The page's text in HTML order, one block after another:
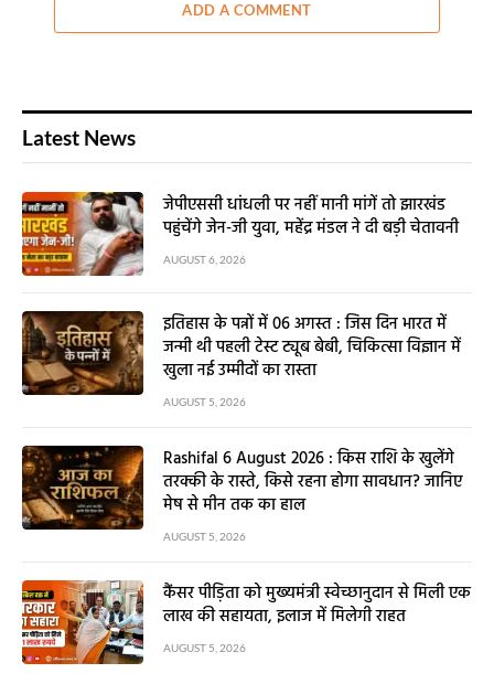
ADD A COMMENT
Latest News
जेपीएससी धांधली पर नहीं मानी मांगें तो झारखंड
पहुंचेंगे जेन-जी युवा, महेंद्र मंडल ने दी बड़ी चेतावनी
AUGUST 6, 2026
इतिहास के पन्नों में 06 अगस्त : जिस दिन भारत में
जन्मी थी पहली टेस्ट ट्यूब बेबी, चिकित्सा विज्ञान में
खुला नई उम्मीदों का रास्ता
AUGUST 5, 2026
Rashifal 6 August 2026 : किस राशि के खुलेंगे
तरक्की के रास्ते, किसे रहना होगा सावधान? जानिए
मेष से मीन तक का हाल
AUGUST 5, 2026
कैंसर पीड़िता को मुख्यमंत्री स्वेच्छानुदान से मिली एक
लाख की सहायता, इलाज में मिलेगी राहत
AUGUST 5, 2026